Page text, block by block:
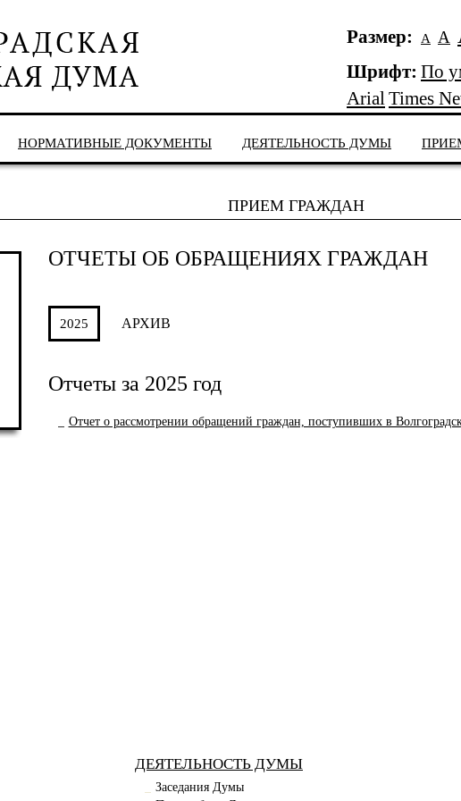
Размер: А А
Шрифт: По
ArialTimes
НОРМАТИВНЫЕ ДОКУМЕНТЫ ДЕЯТЕЛЬНОСТЬ ДУМЫ
ПРИЕМ ГРАЖДАН
ОТЧЕТЫ ОБ ОБРАЩЕНИЯХ ГРАЖДАН
2025 АРХИВ
Отчеты за 2025 год
Отчет о рассмотрении обращений граждан, поступивших в
ДЕЯТЕЛЬНОСТЬ ДУМЫ
Заседания Думы